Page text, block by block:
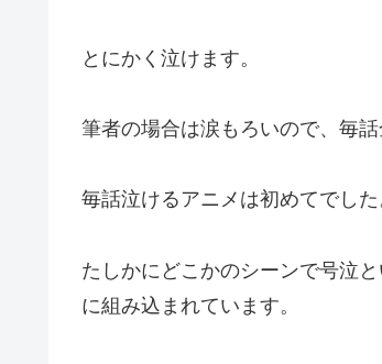
とにかく泣けます。
筆者の場合は涙もろいので、毎話
毎話泣けるアニメは初めてでした
たしかにどこかのシーンで号泣
に組み込まれています。